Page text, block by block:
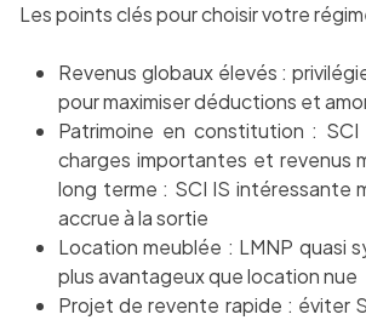
Les points clés pour choisir votre
Revenus globaux élevés :
pour maximiser déductions et
Patrimoine en constitution :
charges importantes et revenus
long terme : SCI IS intéressante
accrue à la sortie
Location meublée : LMNP quasi
plus avantageux que location nue
Projet de revente rapide : éviter